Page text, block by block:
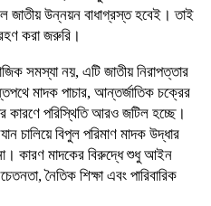
জাতীয় উন্নয়ন বাধাগ্রস্ত হবেই। তাই
করা জরুরি।
সমস্যা নয়, এটি জাতীয় নিরাপত্তার
মাদক পাচার, আন্তর্জাতিক চক্রের
কারণে পরিস্থিতি আরও জটিল হচ্ছে।
চালিয়ে বিপুল পরিমাণ মাদক উদ্ধার
কারণ মাদকের বিরুদ্ধে শুধু আইন
নৈতিক শিক্ষা এবং পারিবারিক